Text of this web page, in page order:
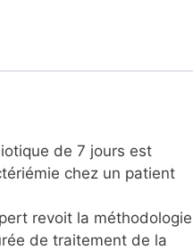
de 7 jours est
chez un patient
revoit la méthodologie
de traitement de la